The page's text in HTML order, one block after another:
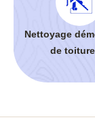
Nettoyage
de